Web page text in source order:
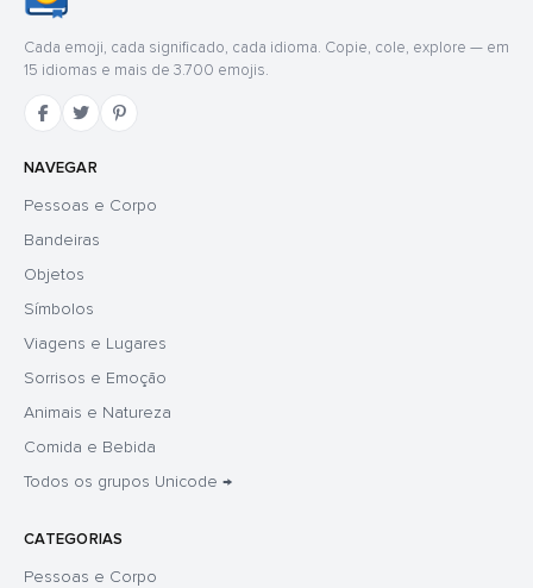
Cada emoji, cada significado, cada idioma. Copie, cole, explore — em
15 idiomas e mais de 3.700 emojis.
NAVEGAR
Pessoas e Corpo
Bandeiras
Objetos
Símbolos
Viagens e Lugares
Sorrisos e Emoção
Animais e Natureza
Comida e Bebida
Todos os grupos Unicode →
CATEGORIAS
Pessoas e Corpo